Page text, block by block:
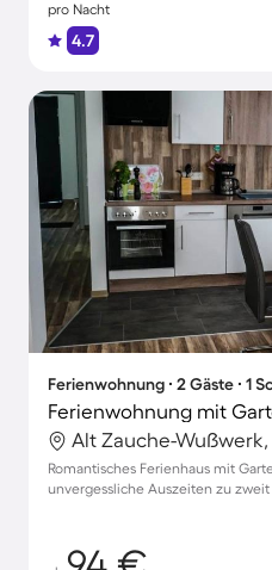
pro Nacht
4.7
Ferienwohnung ∙ 2 Gäste ∙ 1
Ferienwohnung mit
Romantisches Ferienhaus mit
unvergessliche Auszeiten zu zweit